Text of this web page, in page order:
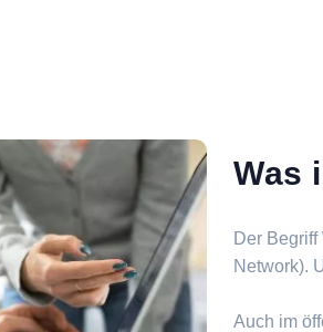
Was
Der
Network).
Auch im